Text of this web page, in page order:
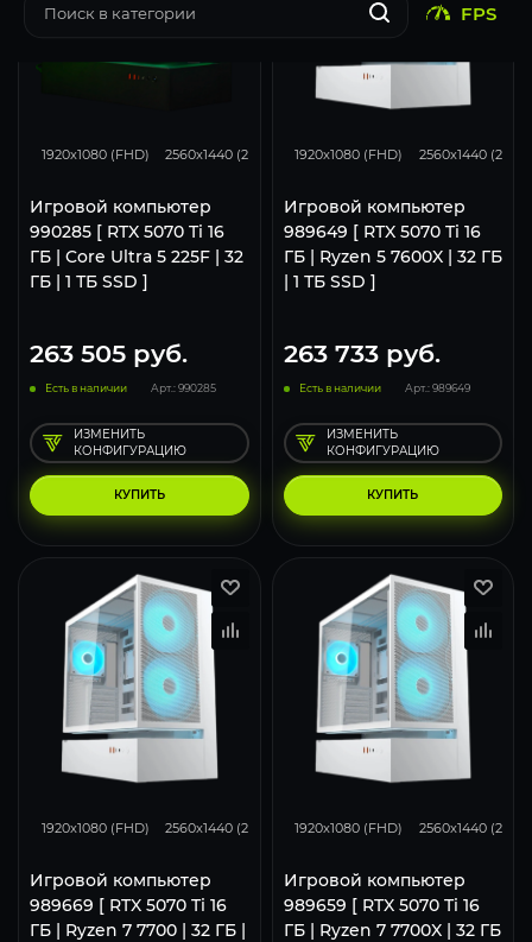
FPS
1920x1080 (FHD) 2560x1440 (2K) 3840x2160 (4K)
Игровой компьютер
990285 [ RTX 5070 Ti 16
ГБ | Core Ultra 5 225F | 32
ГБ | 1 ТБ SSD ]
263 505 руб.
Есть в наличии Арт.: 990285
КУПИТЬ
ИЗМЕНИТЬ
КОНФИГУРАЦИЮ
1920x1080 (FHD) 2560x1440 (2K)
Игровой компьютер
989649 [ RTX 5070 Ti 16
ГБ | Ryzen 5 7600X | 32 ГБ
| 1 ТБ SSD ]
263 733руб.
Есть в наличии Арт.: 989649
КУПИТЬ
ИЗМЕНИТЬ
КОНФИГУРАЦИЮ
1920x1080 (FHD) 2560x1440 (2K) 3840x2160 (4K)
Игровой компьютер
989669 [ RTX 5070 Ti 16
ГБ | Ryzen 7 7700 | 32 ГБ |
1920x1080 (FHD) 2560x1440 (2K)
Игровой компьютер
989659 [ RTX 5070 Ti 16
ГБ | Ryzen 7 7700X | 32 ГБ